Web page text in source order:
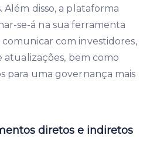
Além disso, a plataforma
se-á na sua ferramenta
com investidores,
atualizações, bem como
para uma governança mais
diretos e indiretos